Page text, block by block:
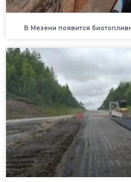
В Мезени появится